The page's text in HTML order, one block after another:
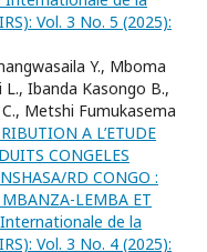
Vol. 3 No. 5 (2025):
Y., Mboma
Ibanda Kasongo B.,
Metshi Fumukasema
A L’ETUDE
CONGELES
RD CONGO :
LEMBA ET
de la
Vol. 3 No. 4 (2025):